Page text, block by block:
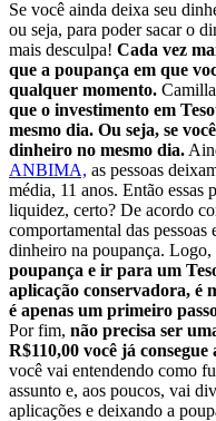
Se você ainda deixa seu
ou seja, para poder sacar o
mais desculpa! Cada vez
que a poupança em que
qualquer momento.
que o investimento em
mesmo dia. Ou seja, se
dinheiro no mesmo dia.
ANBIMA, as pessoas
média, 11 anos. Então essas
liquidez, certo? De acordo
comportamental das pessoas
dinheiro na poupança. Logo,
poupança e ir para um
aplicação conservadora, é
é apenas um primeiro
Por fim, não precisa ser
R$110,00 você já
você vai entendendo como
assunto e, aos poucos, vai
aplicações e deixando a